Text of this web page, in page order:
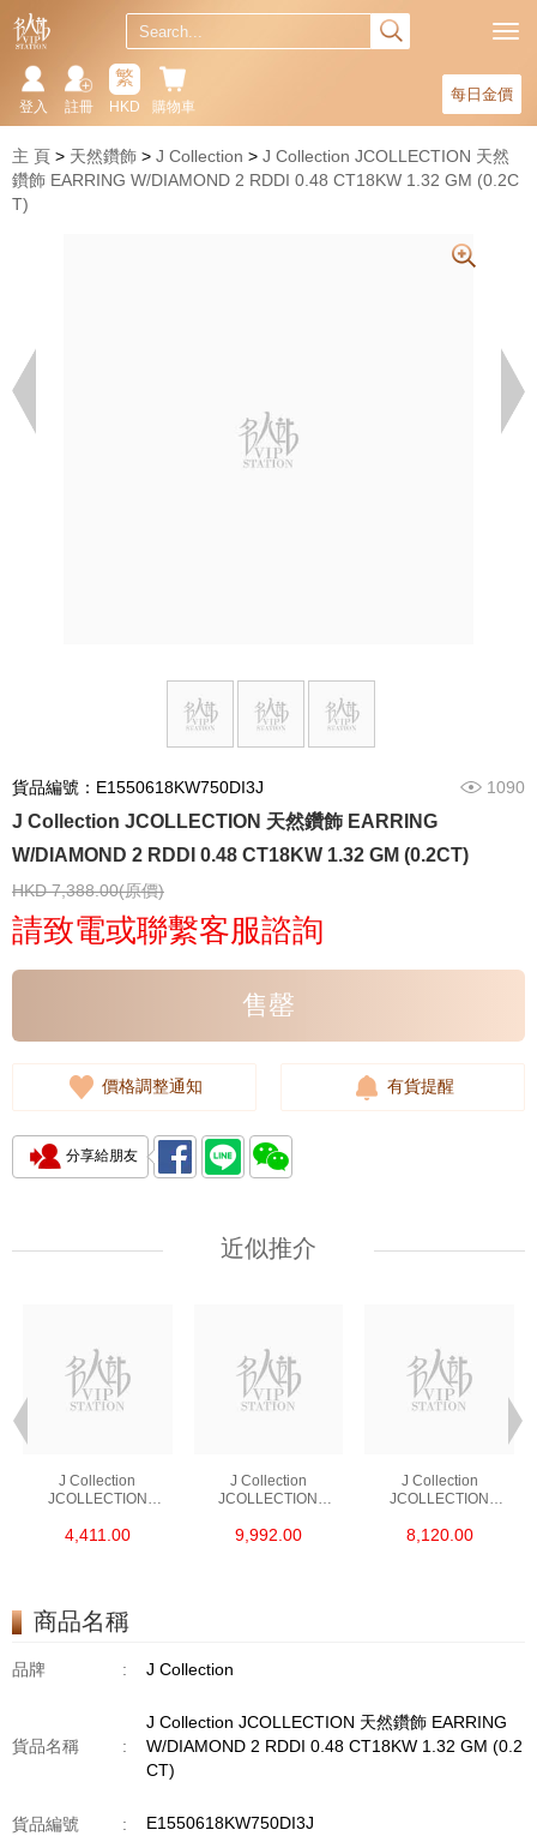
每日金價
購物車
繁
HKD
註冊
登入
主 頁 天然鑽飾 J Collection
J Collection JCOLLECTION 天然
鑽飾 EARRING W/DIAMOND 2 RDDI 0.48 CT18KW 1.32 GM (0.2C
T)
貨品編號：E1550618KW750DI3J 1090
J Collection JCOLLECTION 天然鑽飾 EARRING
W/DIAMOND 2 RDDI 0.48 CT18KW 1.32 GM (0.2CT)
HKD 7,388.00(原價)
請致電或聯繫客服諮詢
售罄
價格調整通知 有貨提醒
分享給朋友
近似推介
J Collection
JCOLLECTION
RDDI 0.48 CT18KR
4,411.00
J Collection
JCOLLECTION
RDDI 1.34 CT18KW
9,992.00
J Collection
JCOLLECTION
W/DIAMOND 7
8,120.00
商品名稱
品牌 : J Collection
貨品名稱 :
J Collection JCOLLECTION 天然鑽飾 EARRING
W/DIAMOND 2 RDDI 0.48 CT18KW 1.32 GM (0.2
CT)
貨品編號 : E1550618KW750DI3J